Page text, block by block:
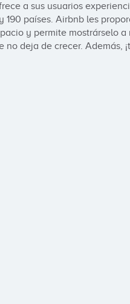
a sus usuarios
países. Airbnb les
y permite mostrárselo a
deja de crecer. Además,